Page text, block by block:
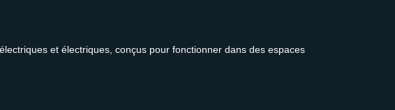
et électriques, conçus pour fonctionner dans des espaces